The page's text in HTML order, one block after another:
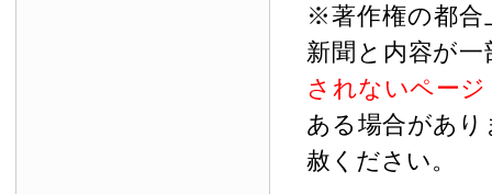
※著作権の都合
新聞と内容が
されないペー
ある場合があ
赦ください。